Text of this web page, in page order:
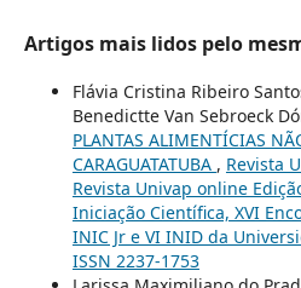
Artigos mais lidos pelo
Flávia Cristina Ribeiro
Benedictte Van Sebroeck
PLANTAS ALIMENTÍCIAS
CARAGUATATUBA , Revista
Revista Univap online
Iniciação Científica, XVI
INIC Jr e VI INID da
ISSN 2237-1753